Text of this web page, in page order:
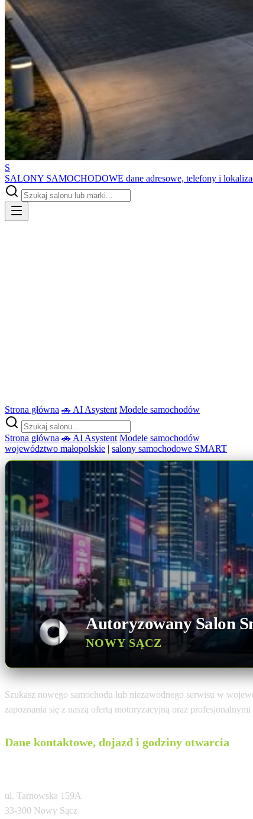
S
SALONY SAMOCHODOWE dane adresowe, telefony i
Strona główna 🚗 AI Asystent Modele samochodów
Strona główna 🚗 AI Asystent Modele samochodów
województwo małopolskie | salony samochodowe SMART
Autoryzowany Salon
NOWY SĄCZ
Szukasz nowego samochodu lub niezawodnego serwisu w
zapoznania się z naszą ofertą motoryzacyjną oraz
Dane kontaktowe, dojazd i godziny otwarcia
ul. Tarnowska 159A
33-300 Nowy Sącz